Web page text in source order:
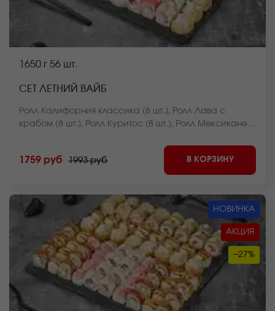
1650 г 56 шт.
СЕТ ЛЕТНИЙ ВАЙБ
Ролл Калифорния классика (8 шт.), Ролл Лава с
крабом (8 шт.), Ролл Куритос (8 шт.), Ролл Мексиканец
Чесночный цезарь ролл (8 шт.), Ролл Оливье темпура
(8 шт.) *Внешний вид блюда может отличаться от фото
1759 руб 1993 руб В КОРЗИНУ
НОВИНКА
АКЦИЯ
−27%